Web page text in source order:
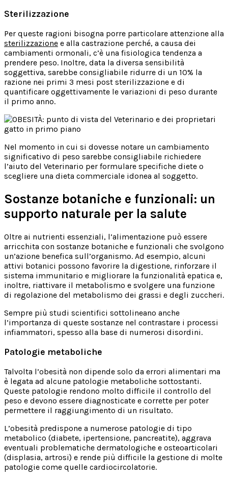
Sterilizzazione
Per queste ragioni bisogna porre particolare attenzione alla
sterilizzazione e alla castrazione perché, a causa dei
cambiamenti ormonali, c’è una fisiologica tendenza a
prendere peso. Inoltre, data la diversa sensibilità
soggettiva, sarebbe consigliabile ridurre di un 10% la
razione nei primi 3 mesi post sterilizzazione e di
quantificare oggettivamente le variazioni di peso durante
il primo anno.
Nel momento in cui si dovesse notare un cambiamento
significativo di peso sarebbe consigliabile richiedere
l’aiuto del Veterinario per formulare specifiche diete o
scegliere una dieta commerciale idonea al soggetto.
Sostanze botaniche e funzionali: un
supporto naturale per la salute
Oltre ai nutrienti essenziali, l’alimentazione può essere
arricchita con sostanze botaniche e funzionali che svolgono
un’azione benefica sull’organismo. Ad esempio, alcuni
attivi botanici possono favorire la digestione, rinforzare il
sistema immunitario e migliorare la funzionalità epatica e,
inoltre, riattivare il metabolismo e svolgere una funzione
di regolazione del metabolismo dei grassi e degli zuccheri.
Sempre più studi scientifici sottolineano anche
l’importanza di queste sostanze nel contrastare i processi
infiammatori, spesso alla base di numerosi disordini.
Patologie metaboliche
Talvolta l’obesità non dipende solo da errori alimentari ma
è legata ad alcune patologie metaboliche sottostanti.
Queste patologie rendono molto difficile il controllo del
peso e devono essere diagnosticate e corrette per poter
permettere il raggiungimento di un risultato.
L’obesità predispone a numerose patologie di tipo
metabolico (diabete, ipertensione, pancreatite), aggrava
eventuali problematiche dermatologiche e osteoarticolari
(displasia, artrosi) e rende più difficile la gestione di molte
patologie come quelle cardiocircolatorie.